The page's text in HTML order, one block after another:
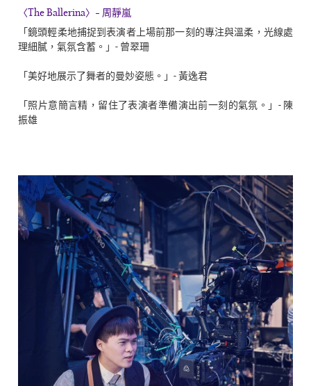
〈The Ballerina〉- 周靜嵐
「鏡頭輕柔地捕捉到表演者上場前那一刻的專注與溫柔，光線處
理細膩，氣氛含蓄。」- 曾翠珊
「美好地展示了舞者的曼妙姿態。」- 黃逸君
「照片意簡言精，留住了表演者準備演出前一刻的氣氛。」- 陳
振雄